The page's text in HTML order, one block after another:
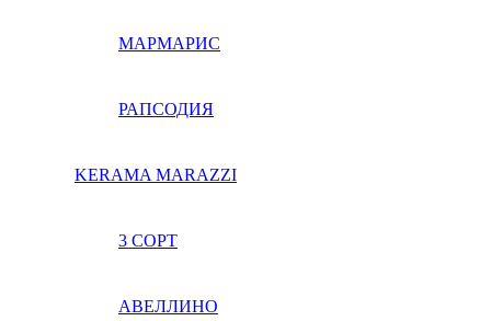
МАРМАРИС
РАПСОДИЯ
KERAMA MARAZZI
3 СОРТ
АВЕЛЛИНО